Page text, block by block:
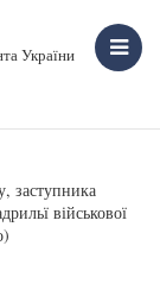
України
заступника
військової